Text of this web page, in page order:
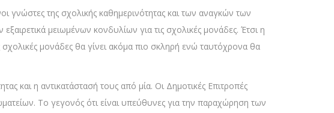
γνώστες της σχολικής καθημερινότητας και των αναγκών των
μειωμένων κονδυλίων για τις σχολικές μονάδες. Έτσι η
μονάδες θα γίνει ακόμα πιο σκληρή ενώ ταυτόχρονα θα
και η αντικατάστασή τους από μία. Οι Δημοτικές Επιτροπές
Το γεγονός ότι είναι υπεύθυνες για την παραχώρηση των